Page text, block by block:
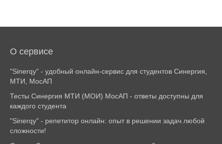
О сервисе
"Sinerqy" - удобный онлайн-сервис для студентов Синергия,
МТИ, МосАП
Тесты Синергия МТИ (МОИ) МосАП - ответы доступны для
каждого студента
"Sinerqy" - репетитор онлайн: опыт в решении задач любой
сложности!